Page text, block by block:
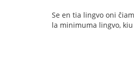
Se en tia lingvo oni
la minimuma lingvo,